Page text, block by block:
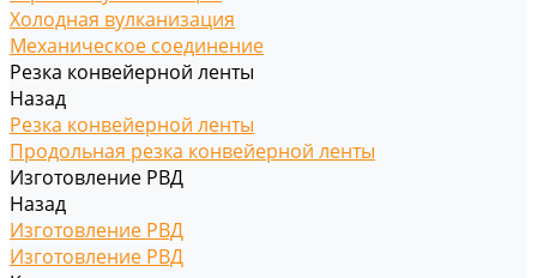
Холодная вулканизация
Механическое соединение
Резка конвейерной ленты
Назад
Резка конвейерной ленты
Продольная резка конвейерной ленты
Изготовление РВД
Назад
Изготовление РВД
Изготовление РВД